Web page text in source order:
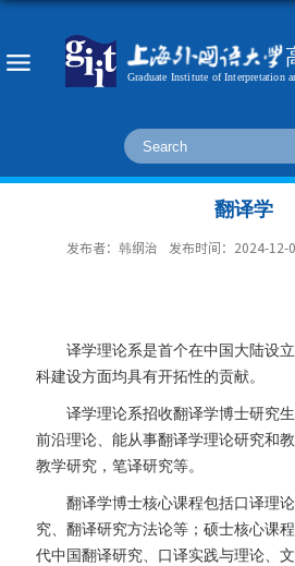
翻译学
发布者：韩纲治 发布时间：2024-12-
译学理论系是首个在中国大陆设
科建设方面均具有开拓性的贡献。
译学理论系招收翻译学博士研究
前沿理论、能从事翻译学理论研究和
教学研究，笔译研究等。
翻译学博士核心课程包括口译理
究、翻译研究方法论等；硕士核心课
代中国翻译研究、口译实践与理论、